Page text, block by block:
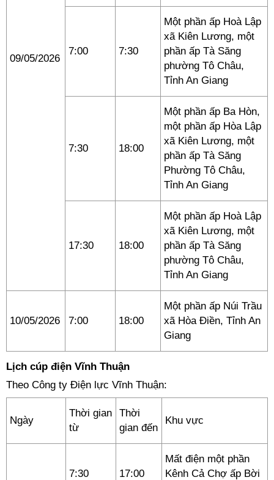
09/05/2026
7:00 7:30
Một phần ấp Hoà Lập
xã Kiên Lương, một
phần ấp Tà Săng
phường Tô Châu,
Tỉnh An Giang
7:30 18:00
Một phần ấp Ba Hòn,
một phần ấp Hòa Lập
xã Kiên Lương, một
phần ấp Tà Săng
Phường Tô Châu,
Tỉnh An Giang
17:30 18:00
Một phần ấp Hoà Lập
xã Kiên Lương, một
phần ấp Tà Săng
phường Tô Châu,
Tỉnh An Giang
10/05/2026 7:00 18:00
Một phần ấp Núi Trầu
xã Hòa Điền, Tỉnh An
Giang
Lịch cúp điện Vĩnh Thuận
Theo Công ty Điện lực Vĩnh Thuận:
Ngày
Thời gian
từ
Thời
gian đến
Khu vực
7:30 17:00
Mất điện một phần
Kênh Cả Chợ ấp Bời